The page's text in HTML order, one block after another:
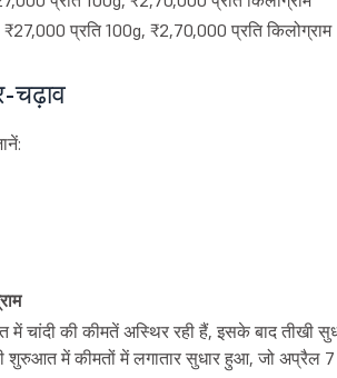
प्रति 100g, ₹2,70,000 प्रति किलोग्राम
चढ़ाव
चांदी की कीमतें अस्थिर रही हैं, इसके बाद तीखी
शुरुआत में कीमतों में लगातार सुधार हुआ, जो अप्रैल